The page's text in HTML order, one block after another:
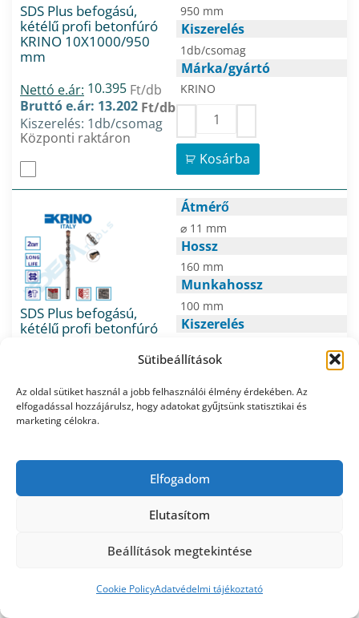
Sütibeállítások
Az oldal sütiket használ a jobb felhasználói élmény érdekében. Az
elfogadással hozzájárulsz, hogy adatokat gyűjtsünk statisztikai és
marketing célokra.
Elfogadom
Elutasítom
Beállítások megtekintése
Cookie PolicyAdatvédelmi tájékoztató
SDS Plus befogású,
kétélű profi betonfúró
KRINO 10X1000/950
mm
Nettó e.ár: 10.395 Ft/db
Bruttó e.ár: 13.202 Ft/db
Kiszerelés: 1db/csomag
Központi raktáron
950 mm
Kiszerelés
1db/csomag
Márka/gyártó
KRINO
Kosárba
SDS Plus befogású,
kétélű profi betonfúró
Bruttó e.ár: 1.994Ft/db
Kiszerelés: 1db/csomag
Központi raktáron
Átmérő
⌀ 11 mm
Hossz
160 mm
Munkahossz
100 mm
Kiszerelés
Márka/gyártó
Átmérő
⌀ 11 mm
210 mm